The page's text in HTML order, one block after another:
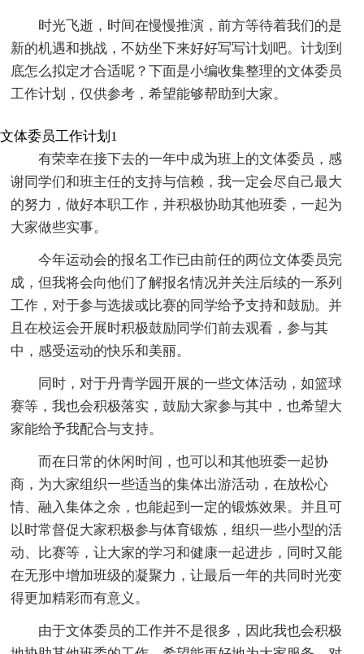
时光飞逝，时间在慢慢推演，前方等待着我们的是
新的机遇和挑战，不妨坐下来好好写写计划吧。计划到
底怎么拟定才合适呢？下面是小编收集整理的文体委员
工作计划，仅供参考，希望能够帮助到大家。
文体委员工作计划1
有荣幸在接下去的一年中成为班上的文体委员，感
谢同学们和班主任的支持与信赖，我一定会尽自己最大
的努力，做好本职工作，并积极协助其他班委，一起为
大家做些实事。
今年运动会的报名工作已由前任的两位文体委员完
成，但我将会向他们了解报名情况并关注后续的一系列
工作，对于参与选拔或比赛的同学给予支持和鼓励。并
且在校运会开展时积极鼓励同学们前去观看，参与其
中，感受运动的快乐和美丽。
同时，对于丹青学园开展的一些文体活动，如篮球
赛等，我也会积极落实，鼓励大家参与其中，也希望大
家能给予我配合与支持。
而在日常的休闲时间，也可以和其他班委一起协
商，为大家组织一些适当的集体出游活动，在放松心
情、融入集体之余，也能起到一定的锻炼效果。并且可
以时常督促大家积极参与体育锻炼，组织一些小型的活
动、比赛等，让大家的学习和健康一起进步，同时又能
在无形中增加班级的凝聚力，让最后一年的共同时光变
得更加精彩而有意义。
由于文体委员的工作并不是很多，因此我也会积极